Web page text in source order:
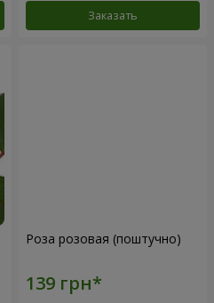
Заказать
Роза розовая (поштучно)